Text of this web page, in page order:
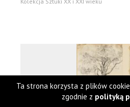
Ta strona korzysta z plików
zgodnie z polityką